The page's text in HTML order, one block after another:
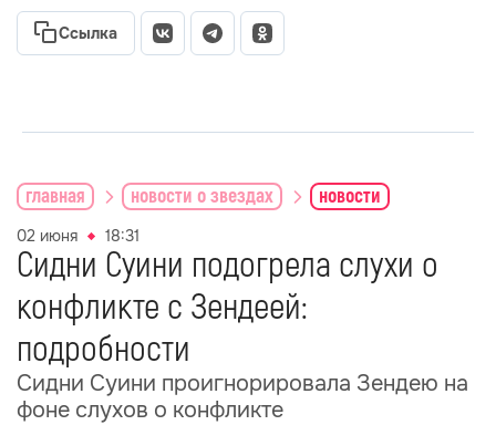
Ссылка
главная новости о звездах новости
02 июня 18:31
Сидни Суини подогрела слухи о
конфликте с Зендеей:
подробности
Сидни Суини проигнорировала Зендею на
фоне слухов о конфликте